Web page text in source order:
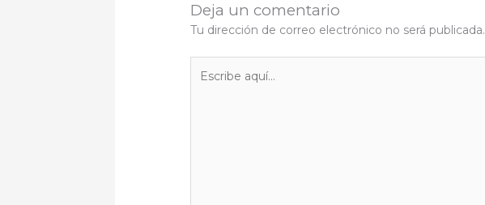
Deja un comentario
Tu dirección de correo electrónico no será publicada.